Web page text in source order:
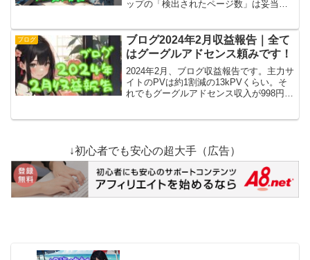
ップの「検出されたページ数」は妥当な
で見直し続行。……価値が低いわけでは
ないと思いたい。
ブログ
ブログ2024年2月収益報告｜全て
はグーグルアドセンス頼みです！
2024年2月、ブログ収益報告です。主力サ
イトのPVは約1割減の13kPVくらい。そ
れでもグーグルアドセンス収入が998円
↓初心者でも安心の超大手（広告）